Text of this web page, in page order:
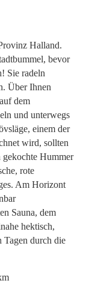
Halland.
bevor
Sie radeln
Über Ihnen
dem
und unterwegs
einem der
wird, sollten
gekochte Hummer
rote
Am Horizont
Sauna, dem
hektisch,
Tagen durch die